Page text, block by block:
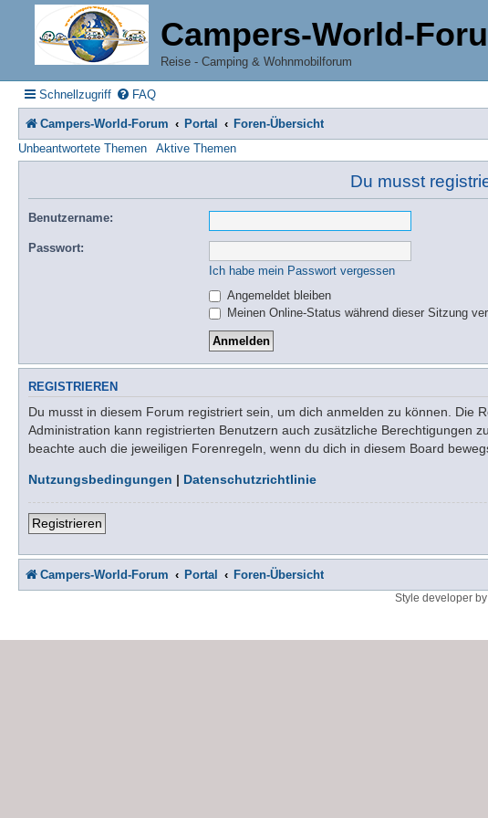
Campers-World-
Reise - Camping & Wohnmobilforum
Schnellzugriff FAQ
Campers-World-Forum Portal
Foren-Übersicht
Unbeantwortete Themen
Aktive Themen
Du musst
Benutzername:
Passwort:
Ich habe mein Passwort vergessen
Angemeldet bleiben
Meinen Online-Status während dieser Sitzung
REGISTRIEREN
Du musst in diesem Forum registriert sein, um dich anmelden zu können. Die
Administration kann registrierten Benutzern auch zusätzliche Berechtigungen
beachte auch die jeweiligen Forenregeln, wenn du dich in diesem Board
Nutzungsbedingungen | Datenschutzrichtlinie
Registrieren
Campers-World-Forum Portal Foren-Übersicht
Style developer by